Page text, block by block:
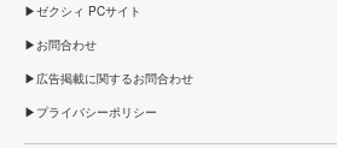
ゼクシィ PCサイト
お問合わせ
広告掲載に関するお問合わせ
プライバシーポリシー